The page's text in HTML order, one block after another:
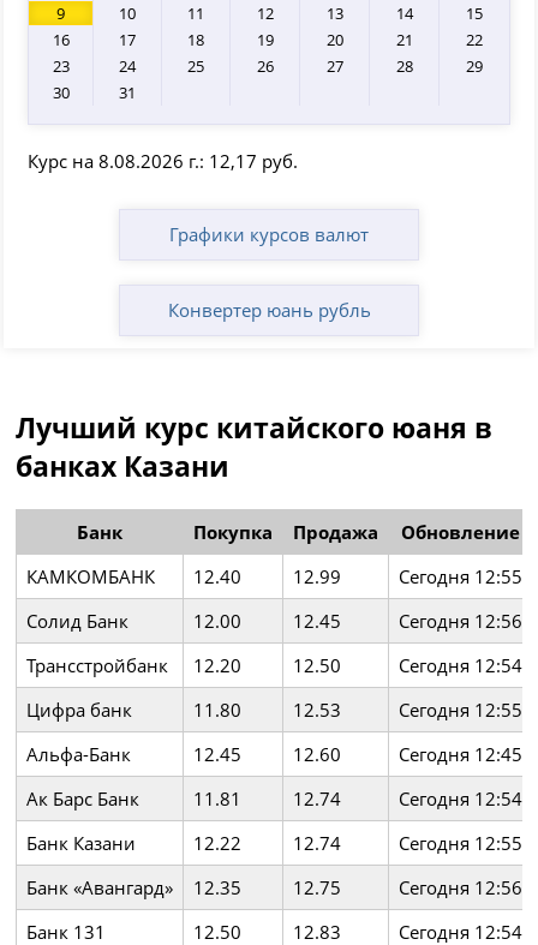
9
10 11 12 13 14
15
16
17 18 19 20 21
22
23
24 25 26 27 28
29
30
31
Курс на 8.08.2026 г.: 12,17 руб.
Графики курсов валют
Конвертер юань рубль
Лучший курс китайского юаня в
банках Казани
Банк Покупка Продажа
Обновление
КАМКОМБАНК
12.40 12.99
Сегодня 12:55
Солид Банк
12.00 12.45
Сегодня 12:56
Трансстройбанк
12.20 12.50
Сегодня 12:54
Цифра банк
11.80 12.53
Сегодня 12:55
Альфа-Банк
12.45 12.60
Сегодня 12:45
Ак Барс Банк
11.81 12.74
Сегодня 12:54
Банк Казани
12.22 12.74
Сегодня 12:55
Банк «Авангард»
12.35 12.75
Сегодня 12:56
Банк 131
12.50 12.83
Сегодня 12:54